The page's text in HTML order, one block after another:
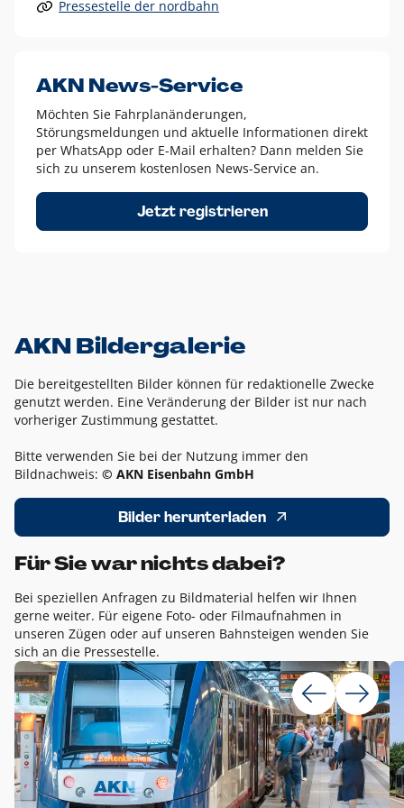
Alle anderen Logo-Varianten dürfen nur in Ausnahmefällen
Diese Ausnahmen sind zum Beispiel:
dem AKN Blau,
weißes Logo auf Fotohintergründen,
schwarzes Logo für reine Schwarz-Weiß-Umsetzungen
Um das Logo herum muss ein Schutzraum von jeweils einer
Höhe bzw. Breite des N aus AKN in alle Richtungen
Pressestelle der nordbahn
AKN News-Service
Möchten Sie Fahrplanänderungen,
Störungsmeldungen und aktuelle Informationen direkt
per WhatsApp oder E-Mail erhalten? Dann melden Sie
sich zu unserem kostenlosen News-Service an.
Jetzt registrieren
AKN Bildergalerie
Die bereitgestellten Bilder können für redaktionelle Zwecke
genutzt werden. Eine Veränderung der Bilder ist nur nach
vorheriger Zustimmung gestattet.
Bitte verwenden Sie bei der Nutzung immer den
Bildnachweis: © AKN Eisenbahn GmbH
Bilder herunterladen
Für Sie war nichts dabei?
Bei speziellen Anfragen zu Bildmaterial helfen wir Ihnen
gerne weiter. Für eigene Foto- oder Filmaufnahmen in
unseren Zügen oder auf unseren Bahnsteigen wenden Sie
sich an die Pressestelle.